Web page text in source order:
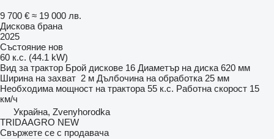
9 700 € ≈ 19 000 лв.
Дискова брана
2025
Състояние нов
60 к.с. (44.1 kW)
Вид за трактор Брой дискове 16 Диаметър на диска 620 мм
Ширина на захват 2 м Дълбочина на обработка 25 мм
Необходима мощност на трактора 55 к.с. Работна скорост 15
км/ч
Украйна, Zvenyhorodka
TRIDAAGRO NEW
Свържете се с продавача